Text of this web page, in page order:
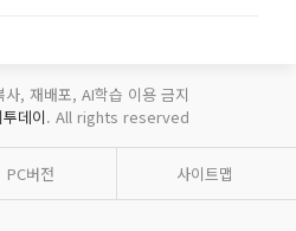
, 재배포, AI학습 이용 금지
투데이. All rights reserved
PC버전 사이트맵